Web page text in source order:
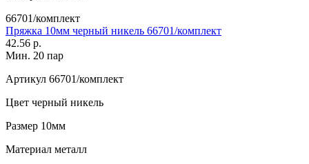
66701/комплект
Пряжка 10мм черный никель 66701/комплект
42.56 р.
Мин. 20 пар
Артикул 66701/комплект
Цвет черный никель
Размер 10мм
Материал металл